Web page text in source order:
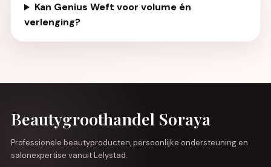
Kan Genius Weft voor volume én
verlenging?
Beautygroothandel Soraya
Professionele beautyproducten, persoonlijke ondersteuning en
salonexpertise vanuit Lelystad.